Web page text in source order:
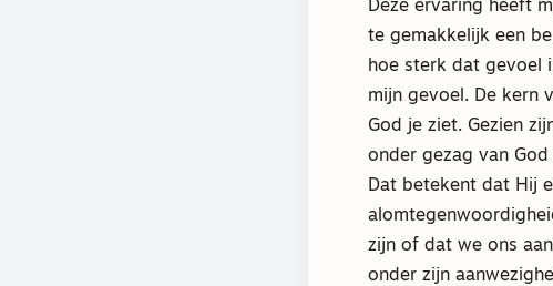
Deze ervaring heeft
te gemakkelijk een
hoe sterk dat gevoel
mijn gevoel. De kern
God je ziet. Gezien
onder gezag van
Dat betekent dat Hij
zijn of dat we ons
onder zijn